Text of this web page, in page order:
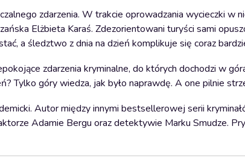
zdarzenia. W trakcie oprowadzania wycieczki w
Elżbieta Karaś. Zdezorientowani turyści sami
a śledztwo z dnia na dzień komplikuje się coraz
zdarzenia kryminalne, do których dochodzi w
Tylko góry wiedza, jak było naprawdę. A one pilnie
Autor między innymi bestsellerowej serii
Adamie Bergu oraz detektywie Marku Smudze.